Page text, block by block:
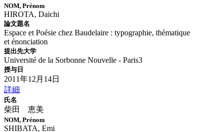
NOM, Prénom
HIROTA, Daichi
論文題名
Espace et Poésie chez Baudelaire : typographie, thématique
et énonciation
提出先大学
Université de la Sorbonne Nouvelle - Paris3
授与日
2011年12月14日
詳細
氏名
柴田 恵美
NOM, Prénom
SHIBATA, Emi